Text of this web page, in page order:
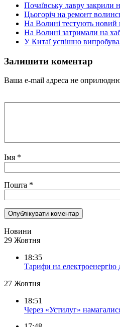
Почаївську лавру закрили
Цьогоріч на ремонт
На Волині тестують новий
На Волині затримали на
У Китаї успішно
Залишити коментар
Ваша e-mail адреса не
Імя *
Пошта *
Новини
29 Жовтня
18:35
Тарифи на електроенергію
27 Жовтня
18:51
Через «Устилуг»